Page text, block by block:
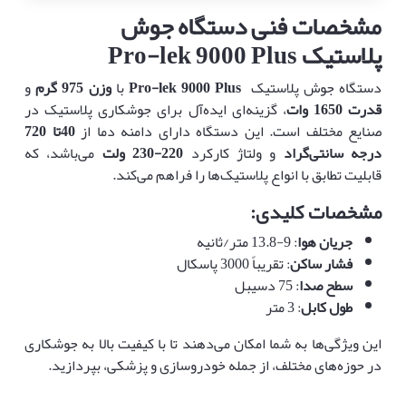
مشخصات فنی دستگاه جوش
پلاستیکPro-lek 9000 Plus
دستگاه جوش پلاستیک Pro-lek 9000 Plusباوزن 975 گرم و
قدرت 1650 وات ، گزینه‌ای ایده‌آل برای جوشکاری پلاستیک در
صنایع مختلف است. این دستگاه دارای دامنه دما از40تا 7 20
درجه سانتی‌گراد و ولتاژ کارکرد 220-230 ولت می‌باشد، که
قابلیت تطابق با انواع پلاستیک‌ها را فراهم می‌کند.
مشخصات کلیدی:
جریان هوا: 9-13.8 متر/ثانیه
فشار ساکن: تقریباً 3000 پاسکال
سطح صدا: 75 دسیبل
طول کابل: 3 متر
این ویژگی‌ها به شما امکان می‌دهند تا با کیفیت بالا به جوشکاری
در حوزه‌های مختلف، از جمله خودروسازی و پزشکی، بپردازید.